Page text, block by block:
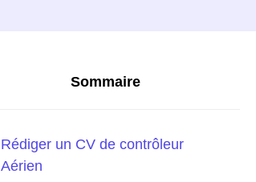
Sommaire
Rédiger un CV de contrôleur
Aérien